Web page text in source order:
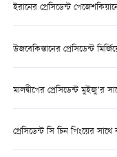
ইরানের প্রেসিডেন্ট
উজবেকিস্তানের প্রেসিডেন্ট
মালদ্বীপের প্রেসিডেন্ট মুইজু’র
প্রেসিডেন্ট সি চিন পিংয়ের সাথে